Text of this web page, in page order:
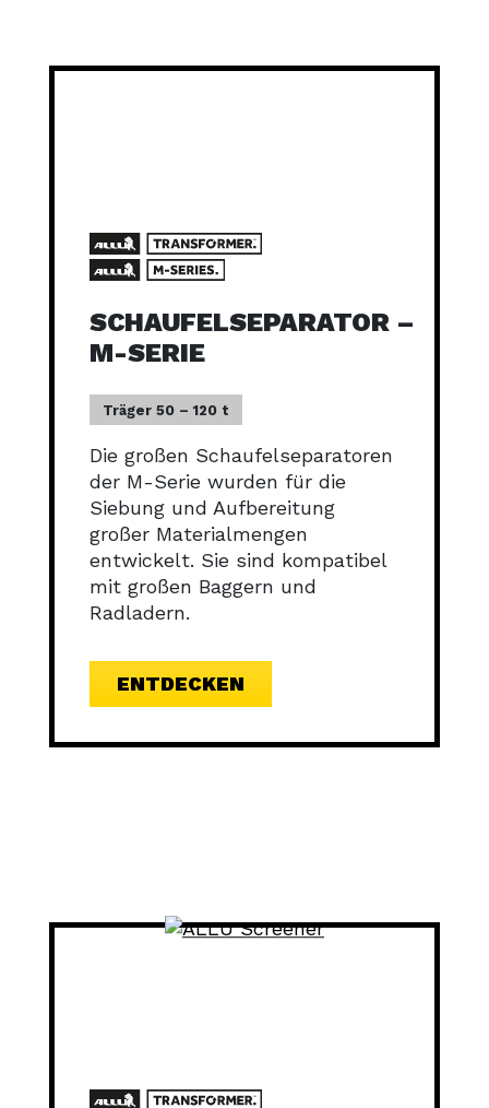
SCHAUFELSEPARATOR –
M-SERIE
Träger 50 – 120 t
Die großen Schaufelseparatoren
der M-Serie wurden für die
Siebung und Aufbereitung
großer Materialmengen
entwickelt. Sie sind kompatibel
mit großen Baggern und
Radladern.
ENTDECKEN